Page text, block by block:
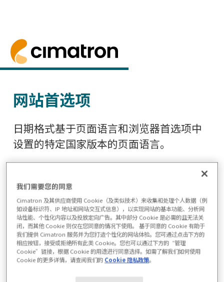
首页 > 网站首选项
网站首选项
日期格式基于页面语言和浏览器首选项中
设置的特定国家版本的页面语言。
要在今后访问网站时保留这些偏好，您需
要选择使用功能 Cookie。
Cookie设置
Regional
我们需要您的同意
Cimatron 及其供应商使用 Cookie（及类似技术）来收集和处理个人数据（例
如设备标识符、IP 地址和网站交互式信息），以实现网站的基本功能、分析网
站性能、个性化内容以及投放定向广告。其中部分 Cookie 是必需的且无法关
闭，而其他 Cookie 则仅在您同意的情况下使用。 基于同意的 Cookie 有助于
我们提供 Cimatron 服务并为您打造个性化的网站体验。您可通过点击下方的
相应按钮，接受或拒绝所有此类 Cookie。您也可以通过下方的“管理
Cookie”链接，根据 Cookie 的用途进行同意选择。如需了解我们如何使用
Cookie 的更多详情，请查阅我们的 Cookie 隐私政策。